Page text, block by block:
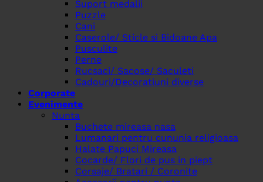
Suport medalii
Puzzle
Cani
Caserole/ Sticle si Bidoane Apa
Pusculite
Perne
Rucsaci/ Sacose/ Saculeti
Cadouri/Decoratiuni diverse
Corporate
Evenimente
Nunta
Buchete mireasa nasa
Lumanari pentru cununia religioasa
Halate Papuci Mireasa
Cocarde/ Flori de pus in piept
Corsaje/ Bratari / Coronite